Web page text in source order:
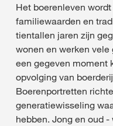
Het boerenleven
familiewaarden en
tientallen jaren zijn
wonen en werken
een gegeven moment
opvolging van
Boerenportretten
generatiewisseling
hebben. Jong en oud